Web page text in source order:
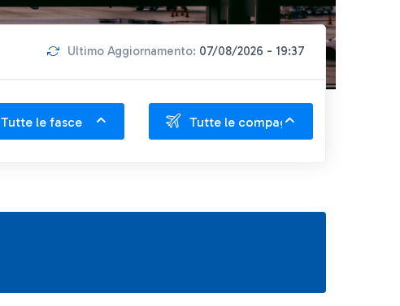
Ultimo Aggiornamento: 07/08/2026 - 19:37
Tutte le fasce Tutte le compagnie